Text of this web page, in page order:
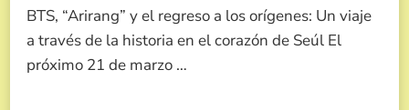
BTS, “Arirang” y el regreso a los orígenes: Un viaje
a través de la historia en el corazón de Seúl El
próximo 21 de marzo …